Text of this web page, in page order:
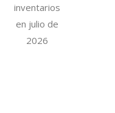
inventarios
en julio de
2026